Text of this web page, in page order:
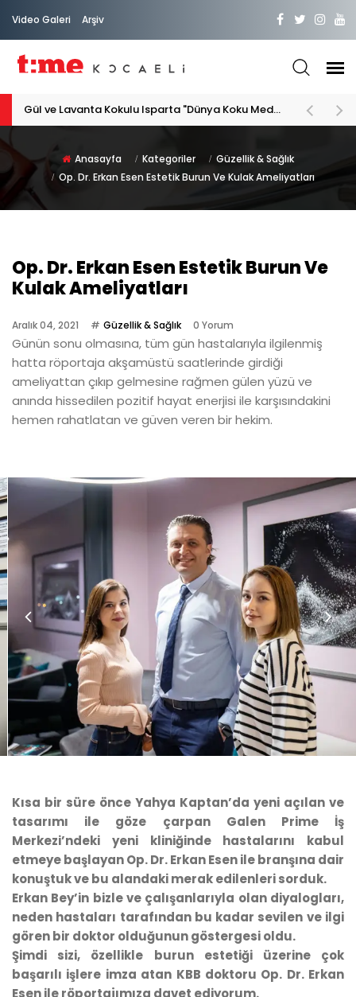
Video Galeri Arşiv
PATİLİ DOSTA HAYATIMIZA "HOŞ GELDİN" DİYORSAK
Anasayfa Kategoriler
Güzellik & Sağlık
Op. Dr. Erkan Esen Estetik Burun Ve Kulak Ameliyatları
Op. Dr. Erkan Esen Estetik Burun Ve
Kulak Ameliyatları
Aralık 04, 2021 Güzellik & Sağlık 0 Yorum
Günün sonu olmasına, tüm gün hastalarıyla ilgilenmiş
hatta röportaja akşamüstü saatlerinde girdiği
ameliyattan çıkıp gelmesine rağmen gülen yüzü ve
anında hissedilen pozitif hayat enerjisi ile karşısındakini
hemen rahatlatan ve güven veren bir hekim.
Kısa bir süre önce Yahya Kaptan’da yeni açılan ve
tasarımı ile göze çarpan Galen Prime İş
Merkezi’ndeki yeni kliniğinde hastalarını kabul
etmeye başlayan Op. Dr. Erkan Esen ile branşına dair
konuştuk ve bu alandaki merak edilenleri sorduk.
Erkan Bey’in bizle ve çalışanlarıyla olan diyalogları,
neden hastaları tarafından bu kadar sevilen ve ilgi
gören bir doktor olduğunun göstergesi oldu.
Şimdi sizi, özellikle burun estetiği üzerine çok
başarılı işlere imza atan KBB doktoru Op. Dr. Erkan
Esen ile röportajımıza davet ediyorum.